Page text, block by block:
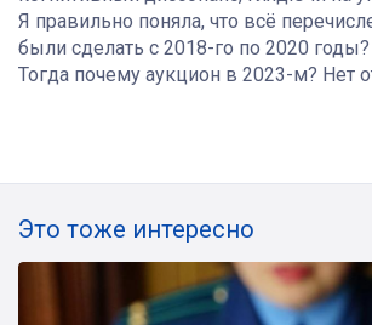
Я правильно поняла, что всё
были сделать с 2018-го по 2020 годы?
Тогда почему аукцион в 2023-м? Нет
Это тоже интересно